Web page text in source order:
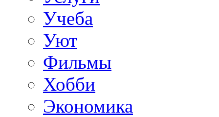
Учеба
Уют
Фильмы
Хобби
Экономика